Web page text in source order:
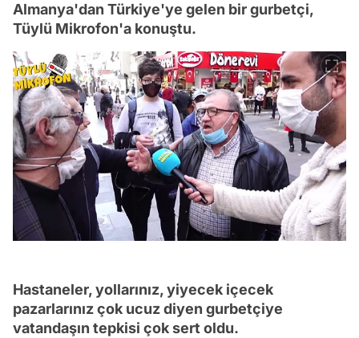
Almanya'dan Türkiye'ye gelen bir gurbetçi,
Tüylü Mikrofon'a konuştu.
Hastaneler, yollarınız, yiyecek içecek
pazarlarınız çok ucuz diyen gurbetçiye
vatandaşın tepkisi çok sert oldu.